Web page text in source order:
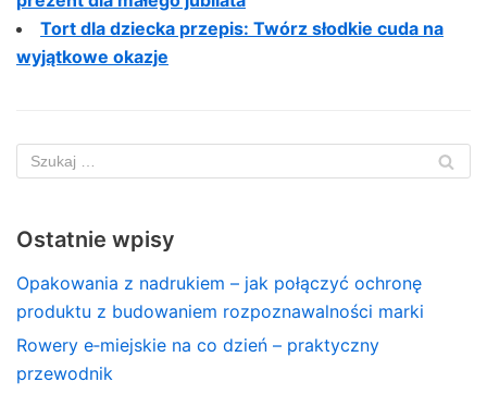
Tort dla dziecka przepis: Twórz słodkie cuda na
wyjątkowe okazje
Ostatnie wpisy
Opakowania z nadrukiem – jak połączyć ochronę
produktu z budowaniem rozpoznawalności marki
Rowery e‑miejskie na co dzień – praktyczny
przewodnik